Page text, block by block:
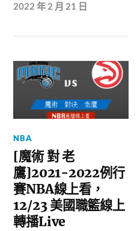
2022 年 2 月 21 日
NBA
[魔術 對 老
鷹]2021-2022例行
賽NBA線上看，
12/23 美國職籃線上
轉播Live